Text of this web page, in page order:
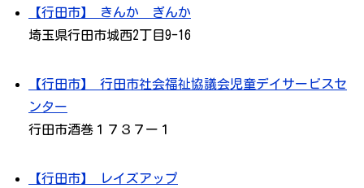
【行田市】 きんか ぎんか
埼玉県行田市城西2丁目9-16
【行田市】 行田市社会福祉協議会児童デイサービスセ
ンター
行田市酒巻１７３７ー１
【行田市】 レイズアップ